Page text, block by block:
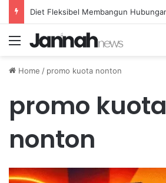
Menu
Home / promo kuota nonton
promo kuota
nonton